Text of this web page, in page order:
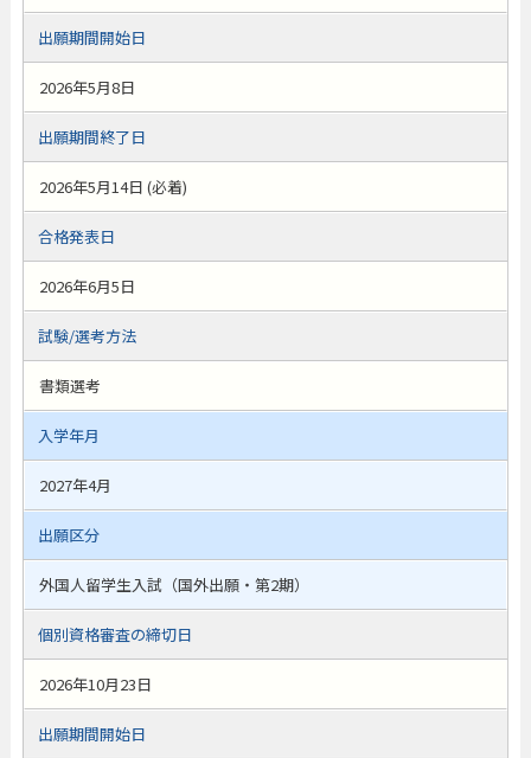
出願期間開始日
2026年5月8日
出願期間終了日
2026年5月14日 (必着)
合格発表日
2026年6月5日
試験/選考方法
書類選考
入学年月
2027年4月
出願区分
外国人留学生入試（国外出願・第2期）
個別資格審査の締切日
2026年10月23日
出願期間開始日